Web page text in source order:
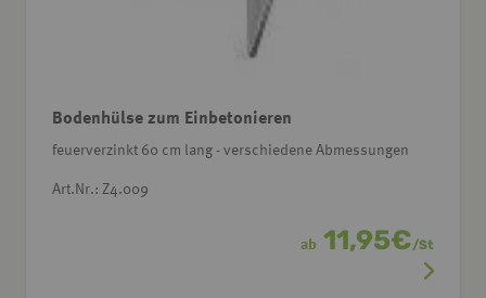
Bodenhülse zum Einbetonieren
feuerverzinkt 60 cm lang - verschiedene Abmessungen
Art.Nr.: Z4.009
ab 11,95€/St